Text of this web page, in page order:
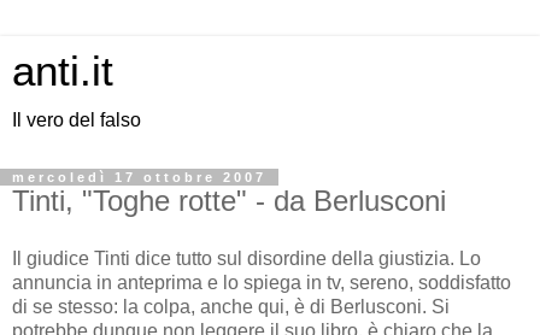
anti.it
Il vero del falso
mercoledì 17 ottobre 2007
Tinti, "Toghe rotte" - da Berlusconi
Il giudice Tinti dice tutto sul disordine della giustizia. Lo
annuncia in anteprima e lo spiega in tv, sereno, soddisfatto
di se stesso: la colpa, anche qui, è di Berlusconi. Si
potrebbe dunque non leggere il suo libro, è chiaro che la